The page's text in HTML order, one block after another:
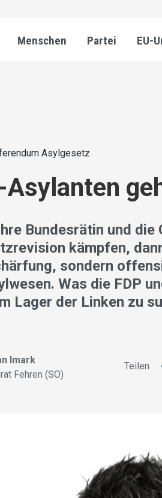
Menschen Partei EU-
Asylgesetz
Asylanten
Bundesrätin und
kämpfen,
sondern
Was die FDP
Lager der Linken zu
Imark
Fehren (SO)
Teilen